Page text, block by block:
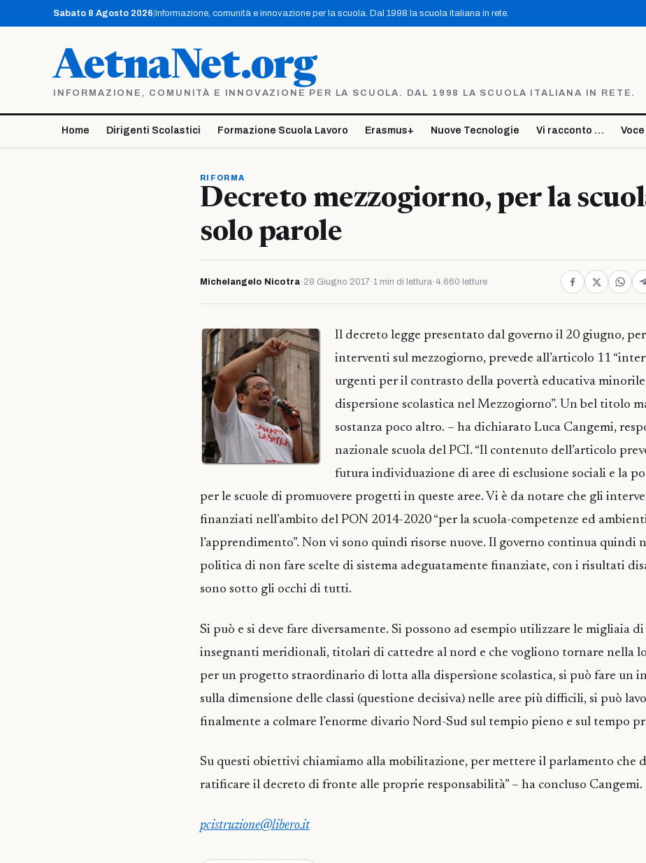
contenuto
Sabato 8 Agosto 2026 Informazione, comunità e innovazione per la scuola. Dal 1998 la scuola italiana in rete.
AetnaNet.org
INFORMAZIONE, COMUNITÀ E INNOVAZIONE PER LA SCUOLA. DAL 1998 LA SCUOLA ITALIANA IN RETE.
Home Dirigenti Scolastici Formazione Scuola Lavoro Erasmus+ Nuove Tecnologie Vi racconto …
RIFORMA
Decreto mezzogiorno, per la
solo parole
Michelangelo Nicotra· 29 Giugno 2017·1 min di lettura· 4.660 letture
Il decreto legge presentato dal governo il 20 giugno, per
interventi sul mezzogiorno, prevede all’articolo 11
urgenti per il contrasto della povertà educativa
dispersione scolastica nel Mezzogiorno”. Un bel titolo
sostanza poco altro. – ha dichiarato Luca Cangemi,
nazionale scuola del PCI. “Il contenuto dell’articolo
futura individuazione di aree di esclusione sociali e la
per le scuole di promuovere progetti in queste aree. Vi è da notare che gli
finanziati nell’ambito del PON 2014-2020 “per la scuola-competenze ed
l’apprendimento”. Non vi sono quindi risorse nuove. Il governo continua quindi
politica di non fare scelte di sistema adeguatamente finanziate, con i risultati
sono sotto gli occhi di tutti.
Si può e si deve fare diversamente. Si possono ad esempio utilizzare le migliaia di
insegnanti meridionali, titolari di cattedre al nord e che vogliono tornare nella
per un progetto straordinario di lotta alla dispersione scolastica, si può fare un
sulla dimensione delle classi (questione decisiva) nelle aree più difficili, si può
finalmente a colmare l’enorme divario Nord-Sud sul tempio pieno e sul tempo
Su questi obiettivi chiamiamo alla mobilitazione, per mettere il parlamento che
ratificare il decreto di fronte alle proprie responsabilità” – ha concluso Cangemi.
pcistruzione@libero.it